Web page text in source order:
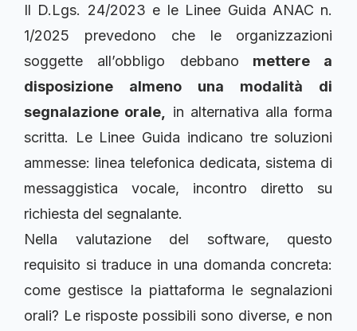
Il D.Lgs. 24/2023 e le Linee Guida ANAC n.
1/2025 prevedono che le organizzazioni
soggette all’obbligo debbano mettere a
disposizione almeno una modalità di
segnalazione orale,
in alternativa alla forma
scritta. Le Linee Guida indicano tre soluzioni
ammesse: linea telefonica dedicata, sistema di
messaggistica vocale, incontro diretto su
richiesta del segnalante.
Nella valutazione del software, questo
requisito si traduce in una domanda concreta:
come gestisce la piattaforma le segnalazioni
orali? Le risposte possibili sono diverse, e non